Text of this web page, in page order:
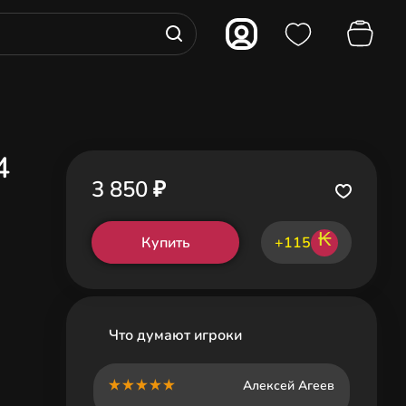
3 850 ₽
Купить +115 ₭
Что думают игроки
Алексей Агеев